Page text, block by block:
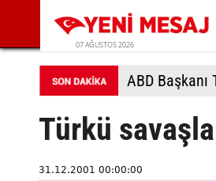
07 AĞUSTOS 2026
Türkü
31.12.2001 00:00:00